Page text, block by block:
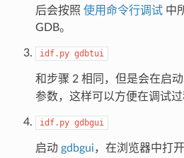
后会按照 使用命令行调试中
GDB。
idf.py gdbtui
和步骤 2 相同，但是会在启
参数，这样可以方便在调试过
idf.py gdbgui
启动 gdbgui，在浏览器中打